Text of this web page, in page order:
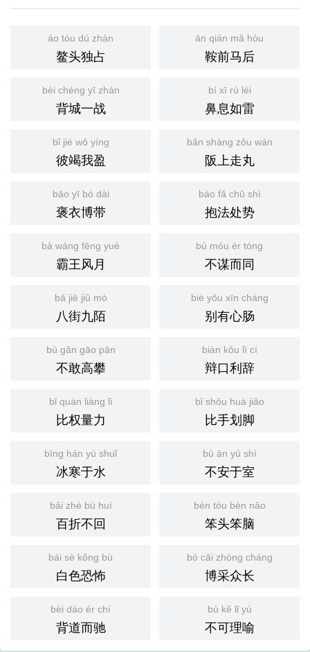
áo tóu dú zhàn
鳌头独占
ān qián mǎ hòu
鞍前马后
bèi chéng yī zhàn
背城一战
bí xī rú léi
鼻息如雷
bǐ jié wǒ yíng
彼竭我盈
bǎn shàng zǒu wán
阪上走丸
bāo yī bó dài
褒衣博带
bào fǎ chǔ shì
抱法处势
bà wáng fēng yuè
霸王风月
bù móu ér tóng
不谋而同
bā jiē jiǔ mò
八街九陌
bié yǒu xīn cháng
别有心肠
bù gǎn gāo pān
不敢高攀
biàn kǒu lì cí
辩口利辞
bǐ quán liàng lì
比权量力
bǐ shǒu huà jiǎo
比手划脚
bīng hán yú shuǐ
冰寒于水
bù ān yú shì
不安于室
bǎi zhé bù huí
百折不回
bèn tóu bèn nǎo
笨头笨脑
bái sè kǒng bù
白色恐怖
bó cǎi zhòng cháng
博采众长
bèi dào ér chí
背道而驰
bù kě lǐ yù
不可理喻